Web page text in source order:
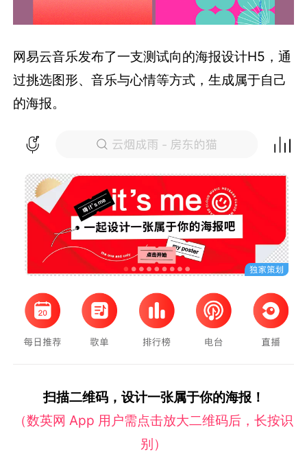
网易云音乐发布了一支测试向的海报设计H5，通
过挑选图形、音乐与心情等方式，生成属于自己
的海报。
扫描二维码，设计一张属于你的海报！
（数英网 App 用户需点击放大二维码后，长按识
别）